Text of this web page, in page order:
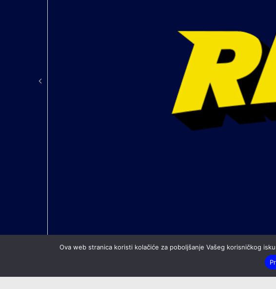
Ova web stranica koristi kolačiće za poboljšanje Vašeg korisničkog